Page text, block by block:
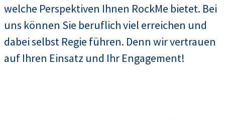
welche Perspektiven Ihnen RockMe bietet. Bei
uns können Sie beruflich viel erreichen und
dabei selbst Regie führen. Denn wir vertrauen
auf Ihren Einsatz und Ihr Engagement!